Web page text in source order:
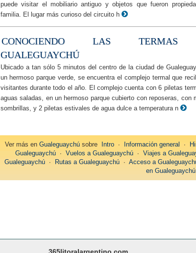
puede visitar el mobiliario antiguo y objetos que fueron
familia. El lugar más curioso del circuito h
CONOCIENDO LAS
GUALEGUAYCHÚ
Ubicado a tan sólo 5 minutos del centro de la ciudad de
un hermoso parque verde, se encuentra el complejo termal que
visitantes durante todo el año. El complejo cuenta con 6 piletas
aguas saladas, en un hermoso parque cubierto con reposeras, con
sombrillas, y 2 piletas estivales de agua dulce a temperatura n
Ver más en Gualeguaychúsobre Intro∙ Información general ∙
Gualeguaychú ∙Vuelos a Gualeguaychú ∙Viajes a
Gualeguaychú∙ Rutas a Gualeguaychú∙ Acceso a
en Gualeguaychú